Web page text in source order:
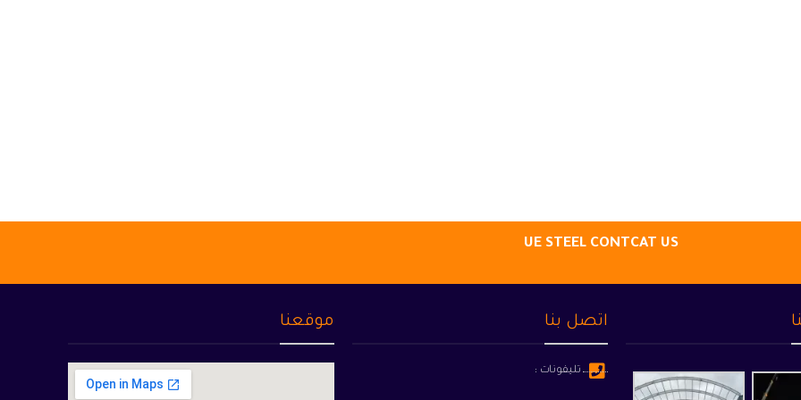
UE STEEL CONTCAT US
اتصل بنا
تليفونات :
موقعنا